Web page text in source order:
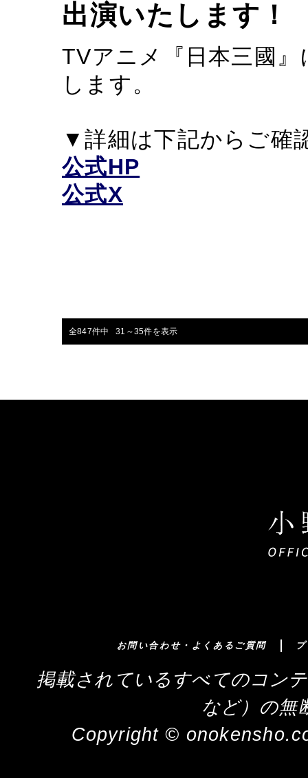
出演いたします！
TVアニメ『日本三國
します。
▼詳細は下記からご確
公式HP
公式X
全847件中 31～35件を表示
お問い合わせ・よくあるご質問
掲載されているすべてのコン
など）の無
Copyright ©